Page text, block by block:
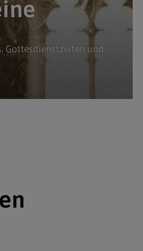
Gottesdienstzeiten und